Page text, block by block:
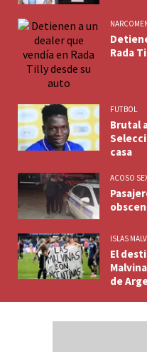
Rada
FUTBOL
Brutal
casa
ACOSO
ISLAS
El
de